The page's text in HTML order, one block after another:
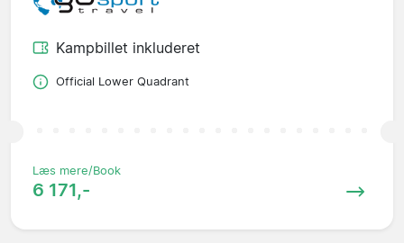
Kampbillet inkluderet
Official Lower Quadrant
Læs mere/Book
6 171,-